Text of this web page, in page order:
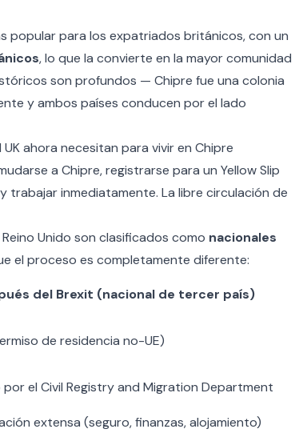
popular para los expatriados británicos, con un
, lo que la convierte en la mayor comunidad
son profundos — Chipre fue una colonia
y ambos países conducen por el lado
ahora necesitan para vivir en Chipre
a Chipre, registrarse para un Yellow Slip
trabajar inmediatamente. La libre circulación de
Unido son clasificados como nacionales
el proceso es completamente diferente:
del Brexit (nacional de tercer país)
de residencia no-UE)
el Civil Registry and Migration Department
extensa (seguro, finanzas, alojamiento)